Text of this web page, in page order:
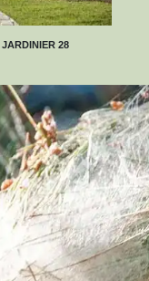
JARDINIER 28